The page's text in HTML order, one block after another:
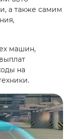
а также самим
машин,
на